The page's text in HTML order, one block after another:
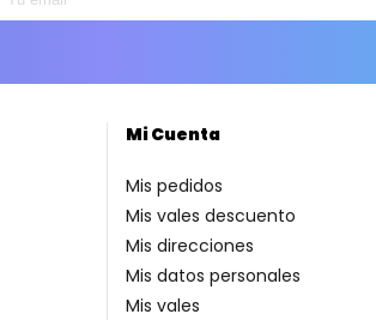
Mi Cuenta
Mis pedidos
Mis vales descuento
Mis direcciones
Mis datos personales
Mis vales